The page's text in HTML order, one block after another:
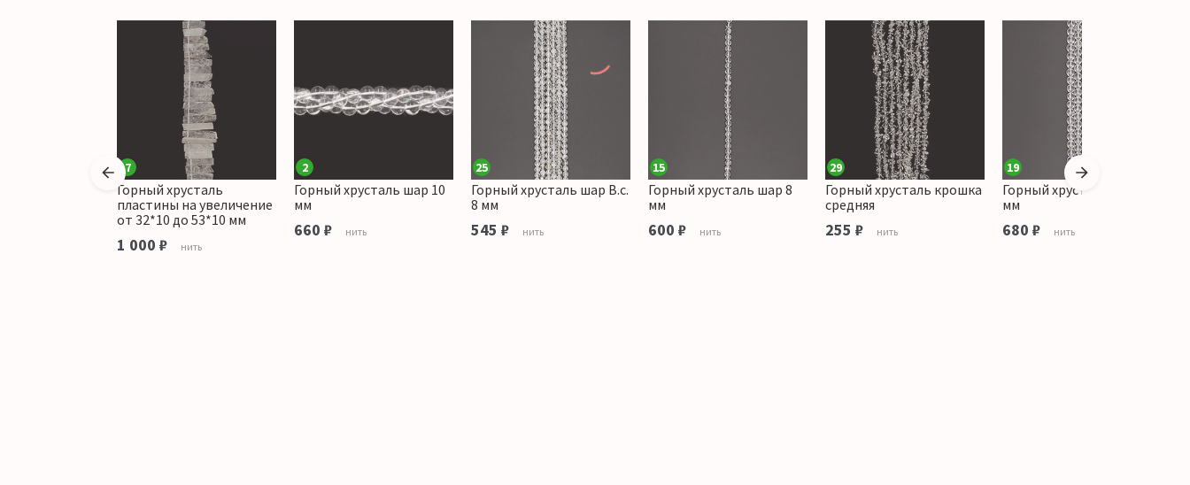
7
Горный хрусталь
пластины на увеличение
от 32*10 до 53*10 мм
1 000 ₽ нить
2
Горный хрусталь шар 10
мм
660 ₽ нить
25
Горный хрусталь шар В.с.
8 мм
545 ₽ нить
15
Горный хрусталь шар 8
мм
600 ₽ нить
29
Горный хрусталь крошка
средняя
255 ₽ нить
19
Горный хрусталь шар 12
мм
680 ₽ нить